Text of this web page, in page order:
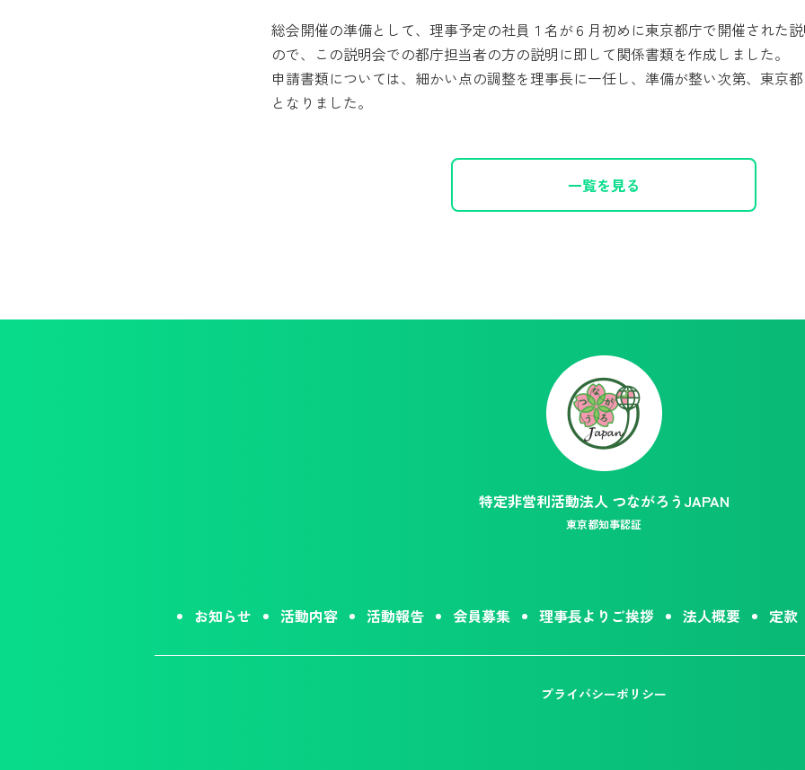
総会開催の準備として、理事予定の社員１名が６月初めに東京都庁で開催された
ので、この説明会での都庁担当者の方の説明に即して関係書類を作成しました。
申請書類については、細かい点の調整を理事長に一任し、準備が整い次第、東京
となりました。
一覧を見る
特定非営利活動法人 つながろうJAPAN
東京都知事認証
お知らせ 活動内容 活動報告 会員募集 理事長よりご挨拶 法人概要 定款
プライバシーポリシー